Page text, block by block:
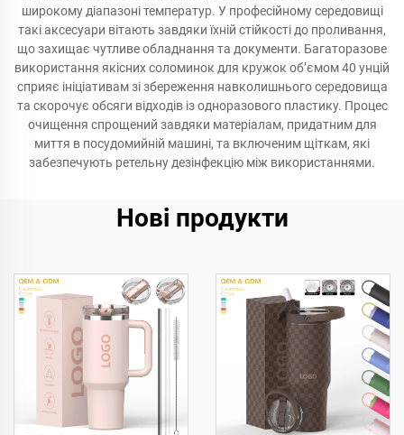
широкому діапазоні температур. У професійному середовищі
такі аксесуари вітають завдяки їхній стійкості до проливання,
що захищає чутливе обладнання та документи. Багаторазове
використання якісних соломинок для кружок об’ємом 40 унцій
сприяє ініціативам зі збереження навколишнього середовища
та скорочує обсяги відходів із одноразового пластику. Процес
очищення спрощений завдяки матеріалам, придатним для
миття в посудомийній машині, та включеним щіткам, які
забезпечують ретельну дезінфекцію між використаннями.
Нові продукти